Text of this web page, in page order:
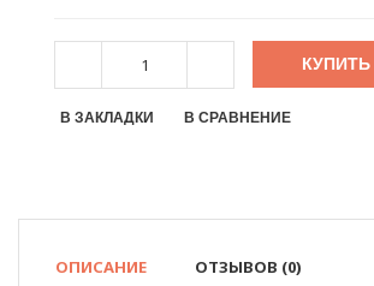
КУПИТЬ
В ЗАКЛАДКИ В СРАВНЕНИЕ
ОПИСАНИЕ ОТЗЫВОВ (0)